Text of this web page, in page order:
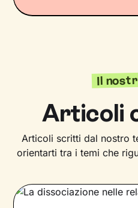
Il
Articoli
Articoli scritti dal nostro
orientarti tra i temi che